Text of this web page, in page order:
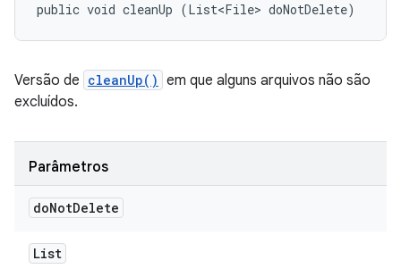
public void cleanUp (List<File> doNotDelete)
Versão de cleanUp() em que alguns arquivos não são
excluídos.
Parâmetros
doNotDelete
List